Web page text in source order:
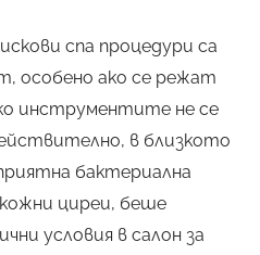
спа процедури са
особено ако се режат
инструментите не се
в близкото
бактериална
циреи, беше
условия в салон за